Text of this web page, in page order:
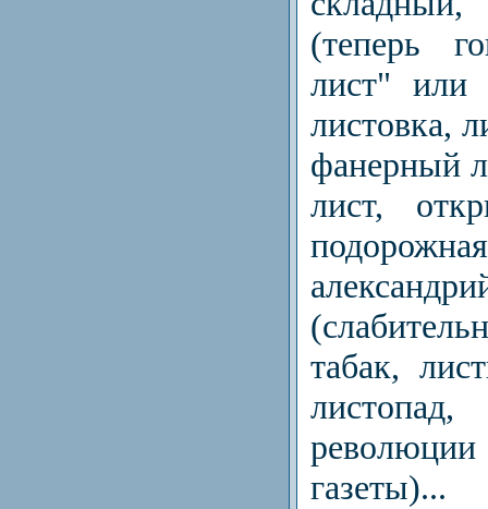
(теперь
лист" или
листовка,
фанерный
лист,
табак,
газеты)...